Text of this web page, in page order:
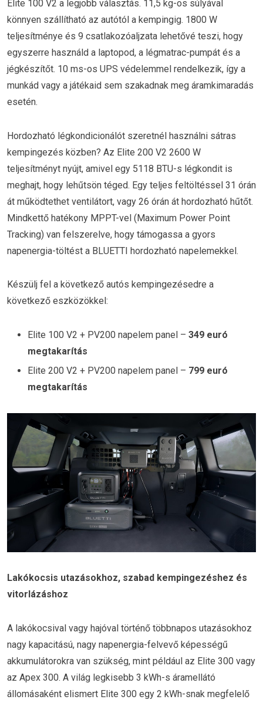
Elite 100 V2 a legjobb választás. 11,5 kg-os súlyával
könnyen szállítható az autótól a kempingig. 1800 W
teljesítménye és 9 csatlakozóaljzata lehetővé teszi, hogy
egyszerre használd a laptopod, a légmatrac-pumpát és a
jégkészítőt. 10 ms-os UPS védelemmel rendelkezik, így a
munkád vagy a játékaid sem szakadnak meg áramkimaradás
esetén.
Hordozható légkondicionálót szeretnél használni sátras
kempingezés közben? Az Elite 200 V2 2600 W
teljesítményt nyújt, amivel egy 5118 BTU-s légkondit is
meghajt, hogy lehűtsön téged. Egy teljes feltöltéssel 31 órán
át működtethet ventilátort, vagy 26 órán át hordozható hűtőt.
Mindkettő hatékony MPPT-vel (Maximum Power Point
Tracking) van felszerelve, hogy támogassa a gyors
napenergia-töltést a BLUETTI hordozható napelemekkel.
Készülj fel a következő autós kempingezésedre a
következő eszközökkel:
Elite 100 V2 + PV200 napelem panel – 349 euró
megtakarítás
Elite 200 V2 + PV200 napelem panel – 799 euró
megtakarítás
Lakókocsis utazásokhoz, szabad kempingezéshez és
vitorlázáshoz
A lakókocsival vagy hajóval történő többnapos utazásokhoz
nagy kapacitású, nagy napenergia-felvevő képességű
akkumulátorokra van szükség, mint például az Elite 300 vagy
az Apex 300. A világ legkisebb 3 kWh-s áramellátó
állomásaként elismert Elite 300 egy 2 kWh-snak megfelelő